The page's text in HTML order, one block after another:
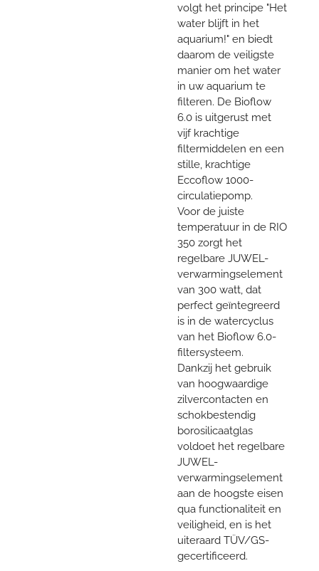
volgt het principe "Het
water blijft in het
aquarium!" en biedt
daarom de veiligste
manier om het water
in uw ​​aquarium te
filteren. De Bioflow
6.0 is uitgerust met
vijf krachtige
filtermiddelen en een
stille, krachtige
Eccoflow 1000-
circulatiepomp.
Voor de juiste
temperatuur in de RIO
350 zorgt het
regelbare JUWEL-
verwarmingselement
van 300 watt, dat
perfect geïntegreerd
is in de watercyclus
van het Bioflow 6.0-
filtersysteem.
Dankzij het gebruik
van hoogwaardige
zilvercontacten en
schokbestendig
borosilicaatglas
voldoet het regelbare
JUWEL-
verwarmingselement
aan de hoogste eisen
qua functionaliteit en
veiligheid, en is het
uiteraard TÜV/GS-
gecertificeerd.